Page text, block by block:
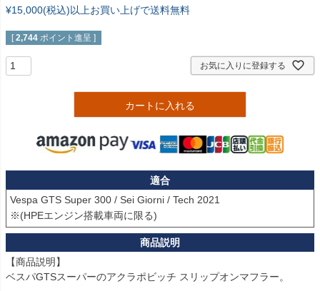
¥15,000(税込)以上お買い上げで送料無料
[ 2,744 ポイント進呈 ]
お気に入りに登録する
カートに入れる
適合
Vespa GTS Super 300 / Sei Giorni / Tech 2021
【商品説明】
ベスパGTSスーパーのアクラポビッチ スリップオンマフラー。